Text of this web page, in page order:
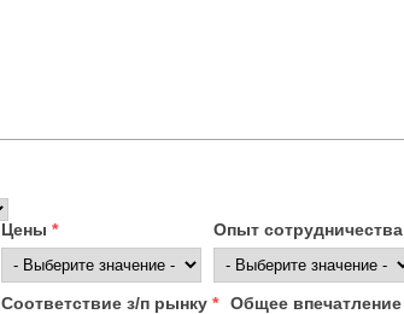
Цены * Опыт сотрудничества
Соответствие з/п рынку * Общее впечатление